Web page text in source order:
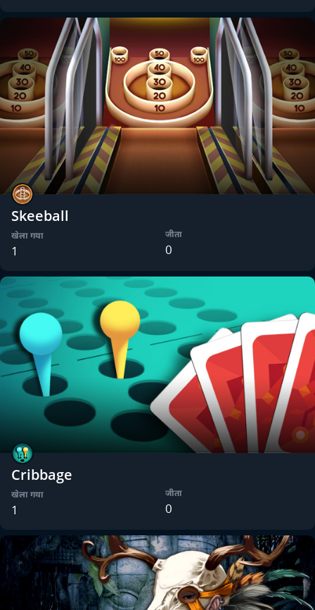
Skeeball
खेला गया
1
जीता
0
Cribbage
खेला गया
1
जीता
0